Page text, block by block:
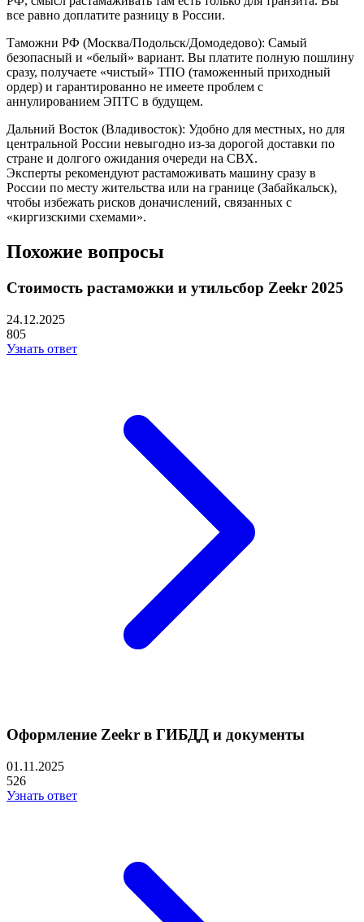
все равно доплатите разницу в России.
Таможни РФ (Москва/Подольск/Домодедово): Самый
безопасный и «белый» вариант. Вы платите полную пошлину
сразу, получаете «чистый» ТПО (таможенный приходный
ордер) и гарантированно не имеете проблем с
аннулированием ЭПТС в будущем.
Дальний Восток (Владивосток): Удобно для местных, но для
центральной России невыгодно из-за дорогой доставки по
стране и долгого ожидания очереди на СВХ.
Эксперты рекомендуют растаможивать машину сразу в
России по месту жительства или на границе (Забайкальск),
чтобы избежать рисков доначислений, связанных с
«киргизскими схемами».
Похожие вопросы
Стоимость растаможки и утильсбор Zeekr 2025
24.12.2025
805
Узнать ответ
Оформление Zeekr в ГИБДД и документы
01.11.2025
526
Узнать ответ